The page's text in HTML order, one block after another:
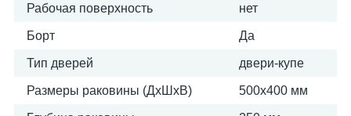
Рабочая поверхность нет
Борт Да
Тип дверей двери-купе
Размеры раковины (ДхШхВ) 500х400 мм